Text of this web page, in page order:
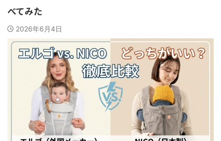
べてみた
2026年6月4日